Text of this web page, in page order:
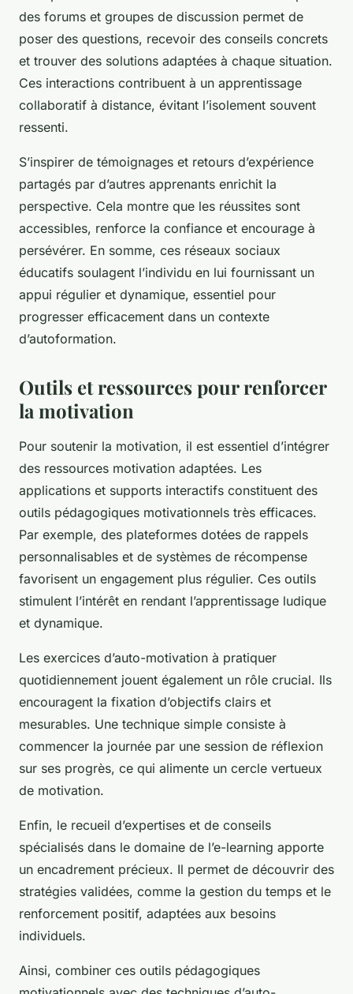
des forums et groupes de discussion permet de
poser des questions, recevoir des conseils concrets
et trouver des solutions adaptées à chaque situation.
Ces interactions contribuent à un apprentissage
collaboratif à distance, évitant l’isolement souvent
ressenti.
S’inspirer de témoignages et retours d’expérience
partagés par d’autres apprenants enrichit la
perspective. Cela montre que les réussites sont
accessibles, renforce la confiance et encourage à
persévérer. En somme, ces réseaux sociaux
éducatifs soulagent l’individu en lui fournissant un
appui régulier et dynamique, essentiel pour
progresser efficacement dans un contexte
d’autoformation.
Outils et ressources pour renforcer
la motivation
Pour soutenir la motivation, il est essentiel d’intégrer
des ressources motivation adaptées. Les
applications et supports interactifs constituent des
outils pédagogiques motivationnels très efficaces.
Par exemple, des plateformes dotées de rappels
personnalisables et de systèmes de récompense
favorisent un engagement plus régulier. Ces outils
stimulent l’intérêt en rendant l’apprentissage ludique
et dynamique.
Les exercices d’auto-motivation à pratiquer
quotidiennement jouent également un rôle crucial. Ils
encouragent la fixation d’objectifs clairs et
mesurables. Une technique simple consiste à
commencer la journée par une session de réflexion
sur ses progrès, ce qui alimente un cercle vertueux
de motivation.
Enfin, le recueil d’expertises et de conseils
spécialisés dans le domaine de l’e-learning apporte
un encadrement précieux. Il permet de découvrir des
stratégies validées, comme la gestion du temps et le
renforcement positif, adaptées aux besoins
individuels.
Ainsi, combiner ces outils pédagogiques